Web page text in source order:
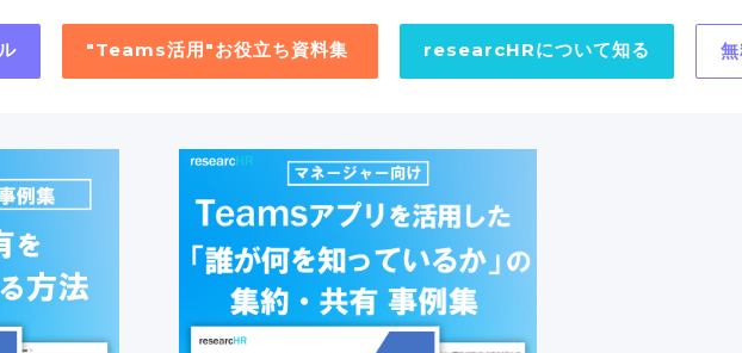
"Teams活用"お役立ち資料集 researcHRについて知る